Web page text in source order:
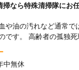
なら特殊清掃隊にお任
や油の汚れなど通常
現場などは酷い異臭がす
油などの汚れの処理
中無休